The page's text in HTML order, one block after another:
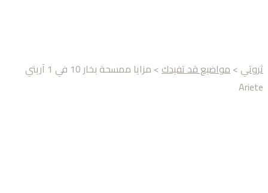
ثروتي >مواضيع قد تفيدك
> مزايا ممسحة بخار 10 في 1 آريتي
Ariete